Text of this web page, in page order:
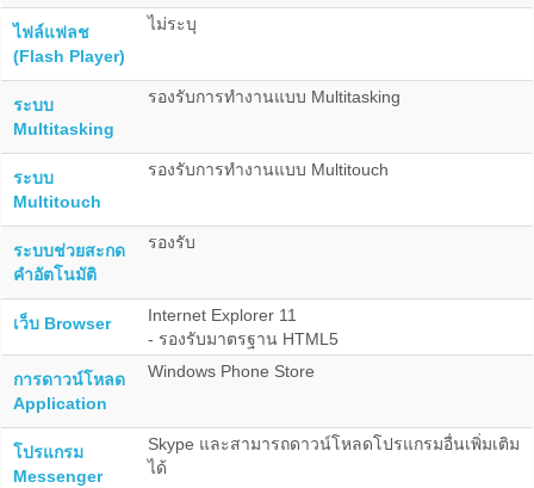
ไฟล์แฟลช
(Flash Player)
ไม่ระบุ
ระบบ
Multitasking
รองรับการทำงานแบบ Multitasking
ระบบ
Multitouch
รองรับการทำงานแบบ Multitouch
ระบบช่วยสะกด
คำอัตโนมัติ
รองรับ
เว็บ Browser
Internet Explorer 11
- รองรับมาตรฐาน HTML5
การดาวน์โหลด
Application
Windows Phone Store
โปรแกรม
Messenger
Skype และสามารถดาวน์โหลดโปรแกรมอื่นเพิ่มเติม
ได้